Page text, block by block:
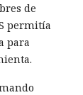
de
permitía
para